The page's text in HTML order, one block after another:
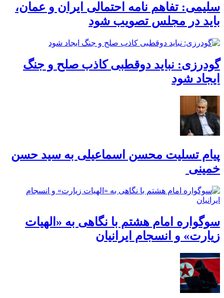
سلیمی: تفاهم نامه احتمالی ایران و عمان،
باید در مجلس تصویب شود
گودرزی: نباید دوقطبی کاذب صلح و جنگ
ایجاد شود
پیام تسلیت محسن اسماعیلی به سید حسن
خمینی
سوگواره امام هشتم با نگاهی به «الهیات
زیارت» و انسجام ایرانیان